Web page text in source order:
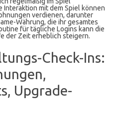
mit dem Spiel können
verdienen, darunter
Währung, die ihr gesamtes
für tägliche Logins kann die
der Zeit erheblich steigern.
Check-Ins:
Upgrade-